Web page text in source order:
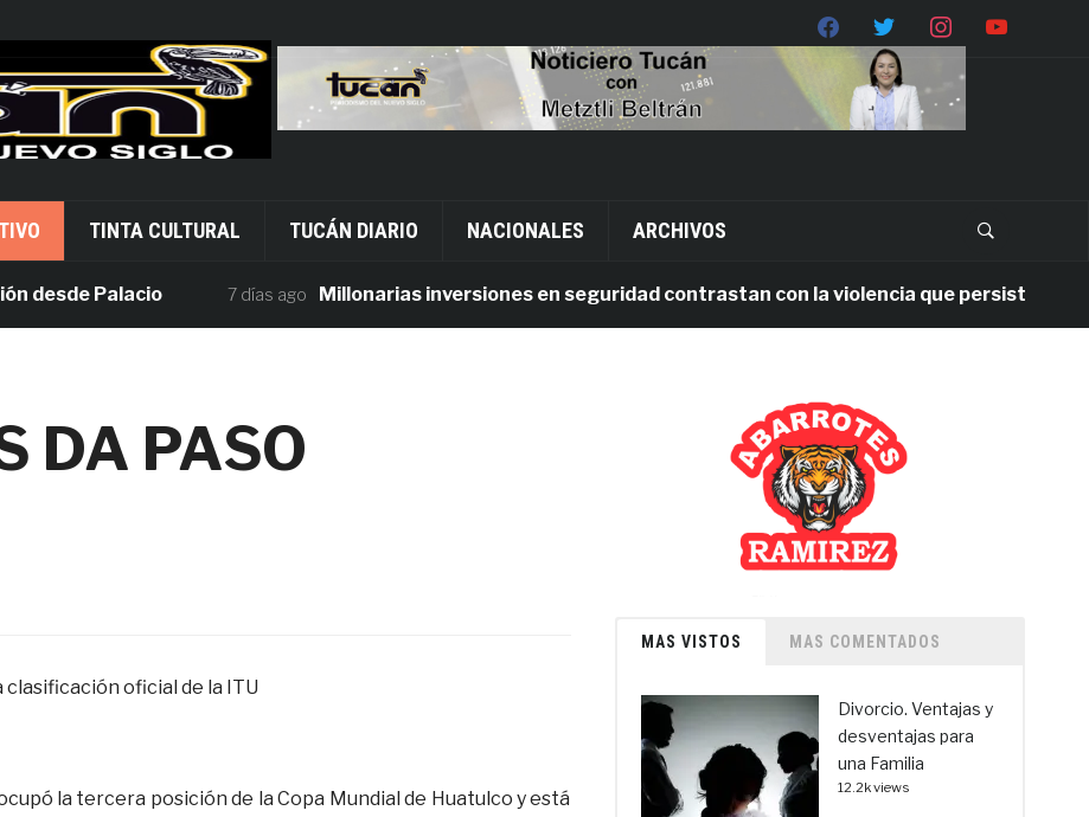
TINTA CULTURAL TUCÁN DIARIO NACIONALES ARCHIVOS
Palacio 7 días ago Millonarias inversiones en seguridad contrastan con la violencia que persiste en Oaxaca
DA PASO
oficial de la ITU
la tercera posición de la Copa Mundial de Huatulco y está
MAS VISTOS MAS COMENTADOS
Divorcio. Ventajas y
desventajas para
una Familia
12.2k views